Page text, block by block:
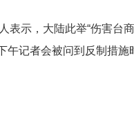
表示，大陆此举“伤害
记者会被问到反制措施